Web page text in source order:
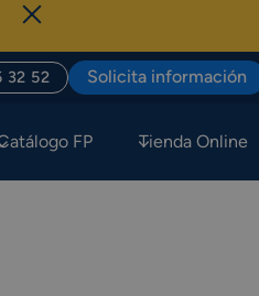
32 52 Solicita información
FP Tienda Online